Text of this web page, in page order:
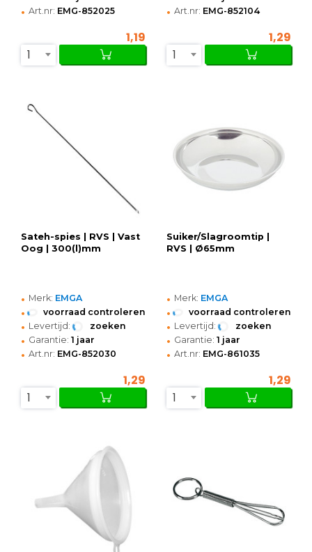
• Art.nr: EMG-852025
1,19
1
• Art.nr: EMG-852104
1,29
1
Sateh-spies | RVS | Vast
Oog | 300(l)mm
• Merk: EMGA
• voorraad controleren
• Levertijd: zoeken
• Garantie: 1 jaar
• Art.nr: EMG-852030
1,29
1
Suiker/Slagroomtip |
RVS | Ø65mm
• Merk: EMGA
• voorraad controleren
• Levertijd: zoeken
• Garantie: 1 jaar
• Art.nr: EMG-861035
1,29
1